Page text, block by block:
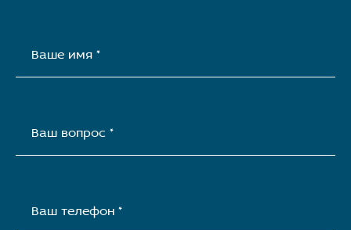
Ваше имя *
Ваш вопрос *
Ваш телефон *